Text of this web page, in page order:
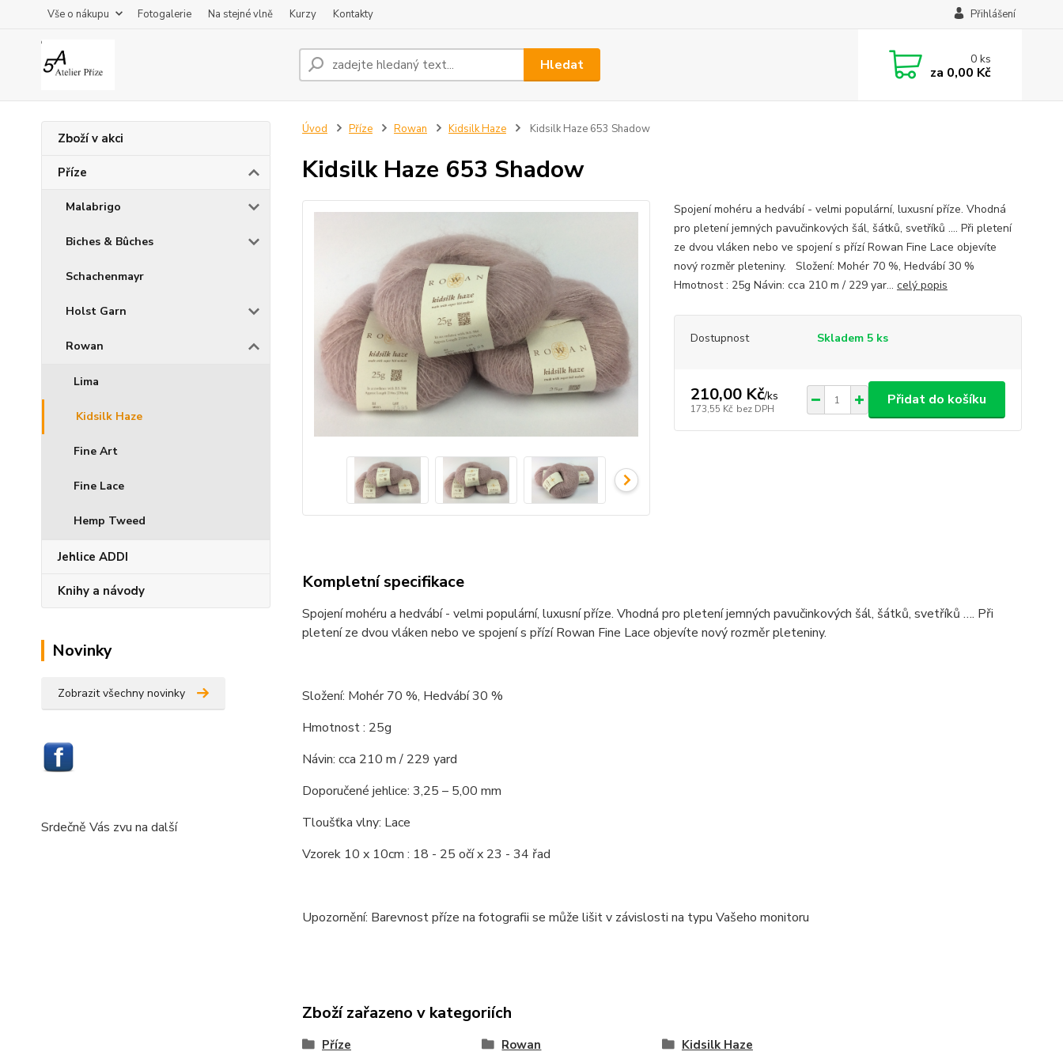
Vše o nákupu Fotogalerie Na stejné vlně Kurzy Kontakty Přihlášení
Hledat 0ks
za 0,00 Kč
Zboží v akci
Příze
Malabrigo
Biches & Bûches
Schachenmayr
Holst Garn
Rowan
Lima
Kidsilk Haze
Fine Art
Fine Lace
Hemp Tweed
Jehlice ADDI
Knihy a návody
Novinky
Zobrazit všechny novinky
Srdečně Vás zvu na další
Úvod Příze Rowan Kidsilk Haze Kidsilk Haze 653 Shadow
Kidsilk Haze 653 Shadow
Spojení mohéru a hedvábí - velmi populární, luxusní příze. Vhodná
pro pletení jemných pavučinkových šál, šátků, svetříků …. Při pletení
ze dvou vláken nebo ve spojení s přízí Rowan Fine Lace objevíte
nový rozměr pleteniny. Složení: Mohér 70 %, Hedvábí 30 %
Hmotnost : 25g Návin: cca 210 m / 229 yar... celý popis
Dostupnost Skladem 5 ks
210,00 Kč/ks
173,55 Kč bez DPH
Přidat do košíku
Kompletní specifikace
Spojení mohéru a hedvábí - velmi populární, luxusní příze. Vhodná pro pletení jemných pavučinkových šál, šátků, svetříků …. Při
pletení ze dvou vláken nebo ve spojení s přízí Rowan Fine Lace objevíte nový rozměr pleteniny.
Složení: Mohér 70 %, Hedvábí 30 %
Hmotnost : 25g
Návin: cca 210 m / 229 yard
Doporučené jehlice: 3,25 – 5,00 mm
Tloušťka vlny: Lace
Vzorek 10 x 10cm : 18 - 25 očí x 23 - 34 řad
Upozornění: Barevnost příze na fotografii se může lišit v závislosti na typu Vašeho monitoru
Zboží zařazeno v kategoriích
Příze Rowan Kidsilk Haze